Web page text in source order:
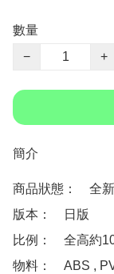
數量
−
+
簡介
商品狀態：　全
版本：　日版
比例：　全高約
物料：　ABS ,